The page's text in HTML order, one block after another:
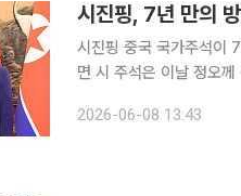
시진핑, 7년 만의
시진핑 중국 국가주석이 7년 만에
면 시 주석은 이날 정오
항에는 북한 인공기와 중
2026-06-08 13:43